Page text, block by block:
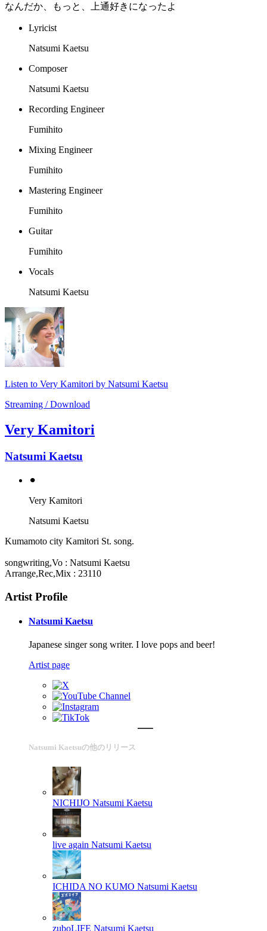
なんだか、もっと、上通好きになったよ
Lyricist
Natsumi Kaetsu
Composer
Natsumi Kaetsu
Recording Engineer
Fumihito
Mixing Engineer
Fumihito
Mastering Engineer
Fumihito
Guitar
Fumihito
Vocals
Natsumi Kaetsu
Listen to Very Kamitori by Natsumi Kaetsu
Streaming / Download
Very Kamitori
Natsumi Kaetsu
⚫︎
Very Kamitori
Natsumi Kaetsu
Kumamoto city Kamitori St. song.
songwriting,Vo : Natsumi Kaetsu
Arrange,Rec,Mix : 23110
Artist Profile
Natsumi Kaetsu
Japanese singer song writer. I love pops and beer!
Artist page
Natsumi Kaetsuの他のリリース
NICHIJO Natsumi Kaetsu
live again Natsumi Kaetsu
ICHIDA NO KUMO Natsumi Kaetsu
zuboLIFE Natsumi Kaetsu